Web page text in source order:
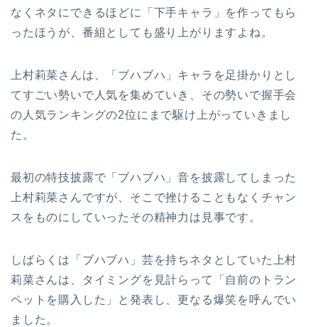
なくネタにできるほどに「下手キャラ」を作ってもら
ったほうが、番組としても盛り上がりますよね。
上村莉菜さんは、「ブハブハ」キャラを足掛かりとし
てすごい勢いで人気を集めていき、その勢いで握手会
の人気ランキングの2位にまで駆け上がっていきまし
た。
最初の特技披露で「ブハブハ」音を披露してしまった
上村莉菜さんですが、そこで挫けることもなくチャン
スをものにしていったその精神力は見事です。
しばらくは「ブハブハ」芸を持ちネタとしていた上村
莉菜さんは、タイミングを見計らって「自前のトラン
ペットを購入した」と発表し、更なる爆笑を呼んでい
ました。